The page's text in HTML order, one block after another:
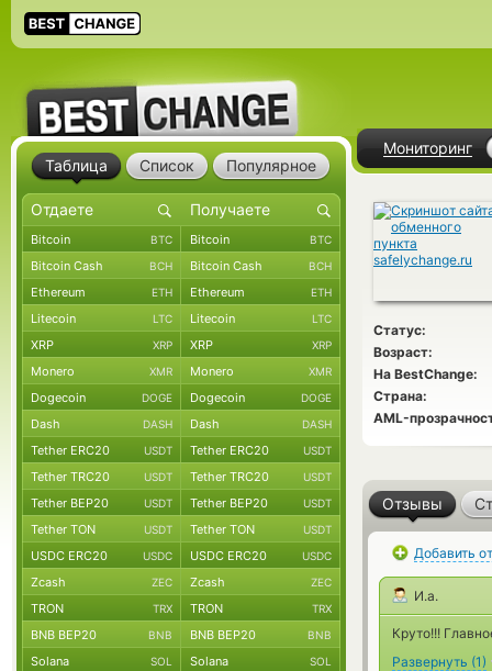
Мониторинг
Статус:
Возраст:
На BestChange:
Страна:
AML-
Отзывы
Добавить
И.а.
Круто!!!
Развернуть (1)
Таблица Список Популярное
Bitcoin BTC Bitcoin BTC
Bitcoin Cash BCH Bitcoin Cash BCH
Ethereum ETH Ethereum ETH
Litecoin LTC Litecoin LTC
XRP XRP XRP XRP
Monero XMR Monero XMR
Dogecoin DOGE Dogecoin DOGE
Dash DASH Dash DASH
Tether ERC20 USDT Tether ERC20 USDT
Tether TRC20 USDT Tether TRC20 USDT
Tether BEP20 USDT Tether BEP20 USDT
Tether TON USDT Tether TON USDT
USDC ERC20 USDC USDC ERC20 USDC
Zcash ZEC Zcash ZEC
TRON TRX TRON TRX
BNB BEP20 BNB BNB BEP20 BNB
Solana SOL Solana SOL